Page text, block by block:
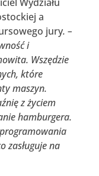
a
jury. –
i
Wszędzie
które
maszyn.
z życiem
hamburgera.
zasługuje na